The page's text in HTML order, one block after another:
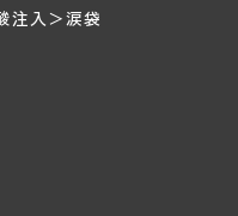
注入＞涙袋